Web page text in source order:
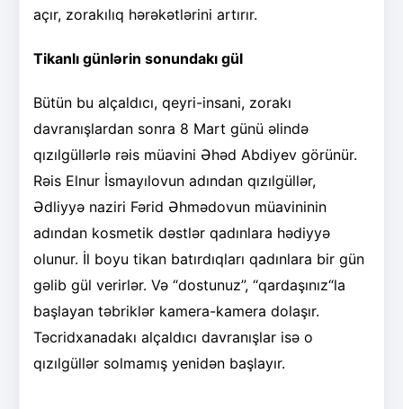
açır, zorakılıq hərəkətlərini artırır.
Tikanlı günlərin sonundakı gül
Bütün bu alçaldıcı, qeyri-insani, zorakı
davranışlardan sonra 8 Mart günü əlində
qızılgüllərlə rəis müavini Əhəd Abdiyev görünür.
Rəis Elnur İsmayılovun adından qızılgüllər,
Ədliyyə naziri Fərid Əhmədovun müavininin
adından kosmetik dəstlər qadınlara hədiyyə
olunur. İl boyu tikan batırdıqları qadınlara bir gün
gəlib gül verirlər. Və “dostunuz”, “qardaşınız“la
başlayan təbriklər kamera-kamera dolaşır.
Təcridxanadakı alçaldıcı davranışlar isə o
qızılgüllər solmamış yenidən başlayır.